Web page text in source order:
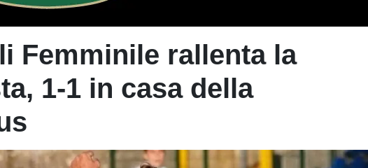
Femminile rallenta la
1-1 in casa della